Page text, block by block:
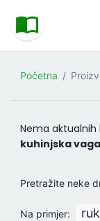
Početna
Nema aktualnih
kuhinjska vaga
Pretražite neke
Na primjer: